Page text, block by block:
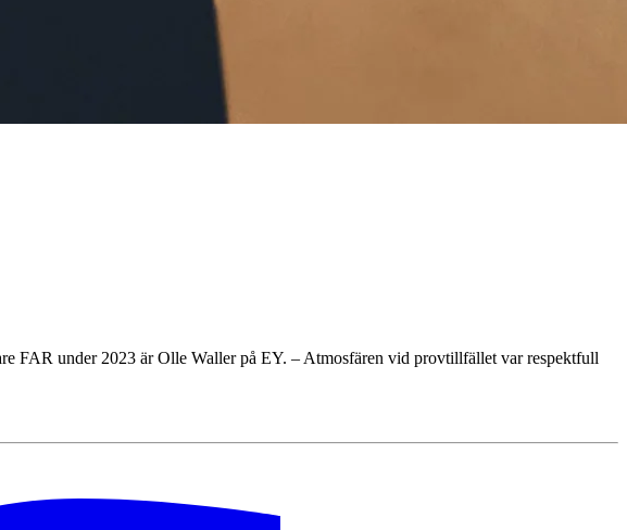
FAR under 2023 är Olle Waller på EY. – Atmosfären vid provtillfället var respektfull